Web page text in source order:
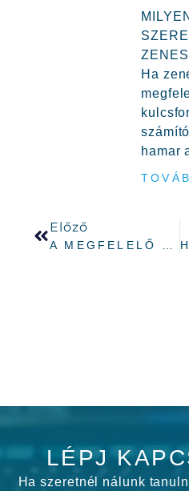
Ha
hamar
Előző
LÉPJ
Ha szeretnél nálunk